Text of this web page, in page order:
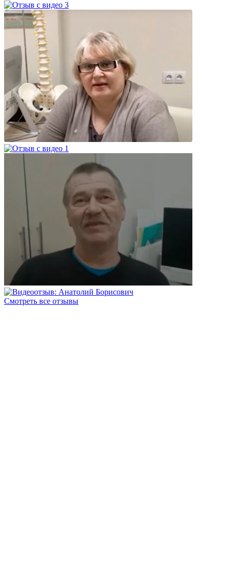
Смотреть все отзывы